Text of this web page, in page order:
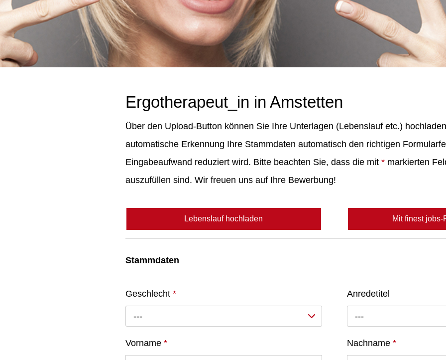
Ergotherapeut_in in Amstetten
Über den Upload-Button können Sie Ihre Unterlagen (Lebenslauf etc.)
automatische Erkennung Ihre Stammdaten automatisch den richtigen
Eingabeaufwand reduziert wird. Bitte beachten Sie, dass die mit * markierten
auszufüllen sind. Wir freuen uns auf Ihre Bewerbung!
Lebenslauf hochladen Mit finest
Stammdaten
Geschlecht *
---
Anredetitel
---
Vorname * Nachname*